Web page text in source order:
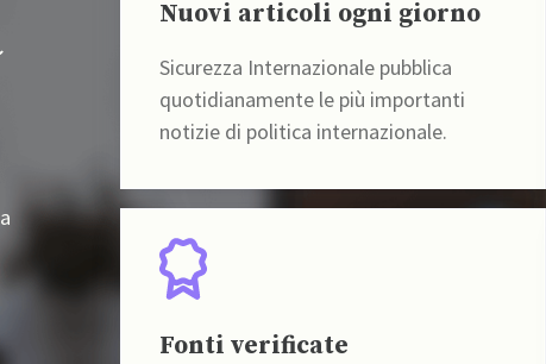
Nuovi articoli ogni giorno
Sicurezza Internazionale pubblica
quotidianamente le più importanti
notizie di politica internazionale.
Fonti verificate